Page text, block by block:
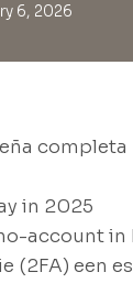
6, 2026
account in
(2FA) een